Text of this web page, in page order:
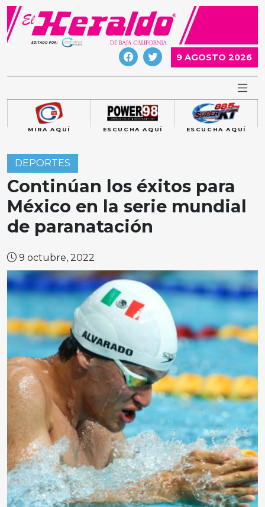
Skip
content
9 AGOSTO 2026
MIRA AQUÍ ESCUCHA AQUÍ ESCUCHA AQUÍ
DEPORTES
Continúan los éxitos para
México en la serie mundial
de paranatación
9 octubre, 2022